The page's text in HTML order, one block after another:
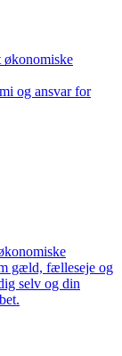
og ansvar for
gæld, fælleseje og
selv og din